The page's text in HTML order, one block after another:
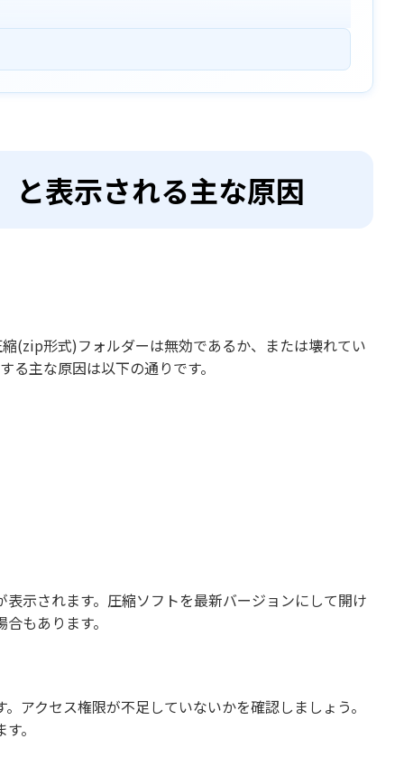
と表示される主な原因
(zip形式)フォルダーは無効であるか、または壊れてい
主な原因は以下の通りです。
示されます。圧縮ソフトを最新バージョンにして開け
もあります。
アクセス権限が不足していないかを確認しましょう。
。